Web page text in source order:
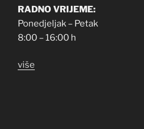
RADNO VRIJEME:
Ponedjeljak – Petak
8:00 – 16:00 h
više